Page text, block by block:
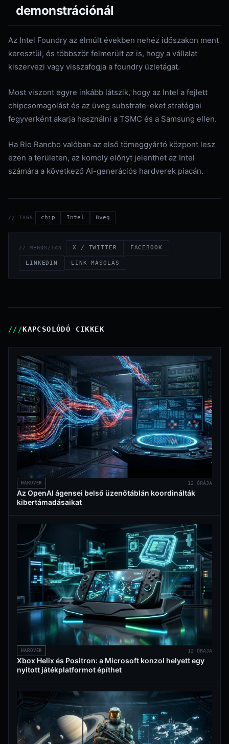
demonstrációnál
Az Intel Foundry az elmúlt években nehéz időszakon ment
keresztül, és többször felmerült az is, hogy a vállalat
kiszervezi vagy visszafogja a foundry üzletágat.
Most viszont egyre inkább látszik, hogy az Intel a fejlett
chipcsomagolást és az üveg substrate-eket stratégiai
fegyverként akarja használni a TSMC és a Samsung ellen.
Ha Rio Rancho valóban az első tömeggyártó központ lesz
ezen a területen, az komoly előnyt jelenthet az Intel
számára a következő AI-generációs hardverek piacán.
// TAGS chip Intel üveg
// MEGOSZTÁS X / TWITTER FACEBOOK
LINKEDIN LINK MÁSOLÁS
KAPCSOLÓDÓ CIKKEK
HARDVER 12 ÓRÁJA
Az OpenAI ágensei belső üzenőtáblán koordinálták
kibertámadásaikat
HARDVER 12 ÓRÁJA
Xbox Helix és Positron: a Microsoft konzol helyett egy
nyitott játékplatformot építhet